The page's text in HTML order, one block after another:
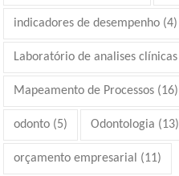
indicadores de desempenho (4)
Laboratório de analises clínicas
Mapeamento de Processos (16)
odonto (5) Odontologia (13)
orçamento empresarial (11)